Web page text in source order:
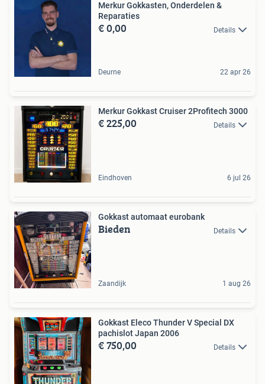
Merkur Gokkasten, Onderdelen &
Reparaties
€ 0,00 Details
Deurne 22 apr 26
Merkur Gokkast Cruiser 2Profitech 3000
€ 225,00 Details
Eindhoven 6 jul 26
Gokkast automaat eurobank
Bieden Details
Zaandijk 1 aug 26
Gokkast Eleco Thunder V Special DX
pachislot Japan 2006
€ 750,00 Details